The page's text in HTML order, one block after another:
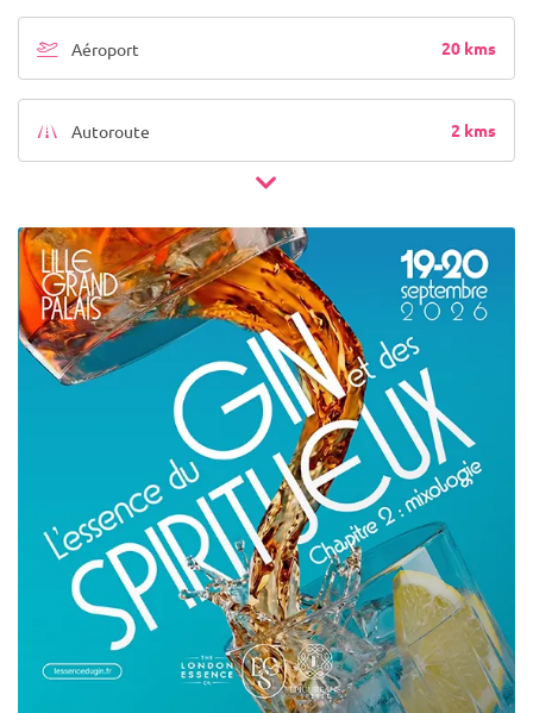
Aéroport 20 kms
Autoroute 2 kms